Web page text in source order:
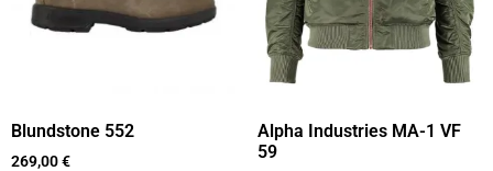
Blundstone 552
269,00€
Alpha Industries MA-1 VF
59